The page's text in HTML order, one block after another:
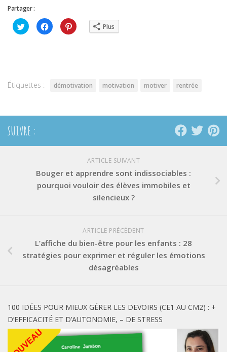
Partager :
Cliquez
pour
partager
Cliquez
pour
partager
Cliquez
pour Plus
Étiquettes : démotivation motivation motiver rentrée
SUIVRE :
ARTICLE SUIVANT
Bouger et apprendre sont indissociables :
pourquoi vouloir des élèves immobiles et
silencieux ?
ARTICLE PRÉCÉDENT
L’affiche du bien-être pour les enfants : 28
stratégies pour exprimer et réguler les émotions
désagréables
100 IDÉES POUR MIEUX GÉRER LES DEVOIRS (CE1 AU CM2) : +
D’EFFICACITÉ ET D’AUTONOMIE, – DE STRESS